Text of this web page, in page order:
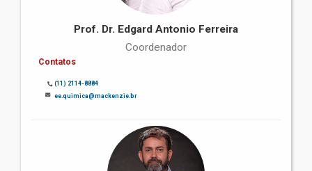
Prof. Dr. Edgard Antonio Ferreira
Coordenador
Contatos
(11) 2114-8884
ee.quimica@mackenzie.br